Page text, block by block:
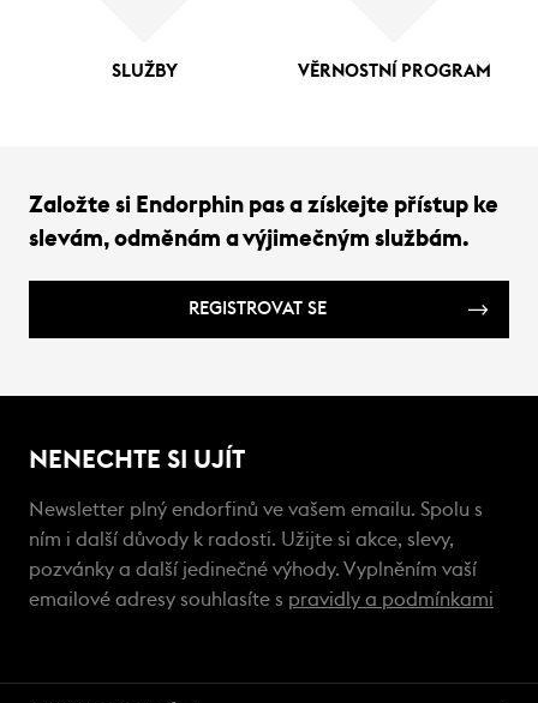
SLUŽBY VĚRNOSTNÍ PROGRAM
Založte si Endorphin pas a získejte přístup ke
slevám, odměnám a výjimečným službám.
REGISTROVAT SE
NENECHTE SI UJÍT
Newsletter plný endorfinů ve vašem emailu. Spolu s
ním i další důvody k radosti. Užijte si akce, slevy,
pozvánky a další jedinečné výhody. Vyplněním vaší
emailové adresy souhlasíte s pravidly a podmínkami